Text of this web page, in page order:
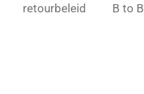
retourbeleid B to B